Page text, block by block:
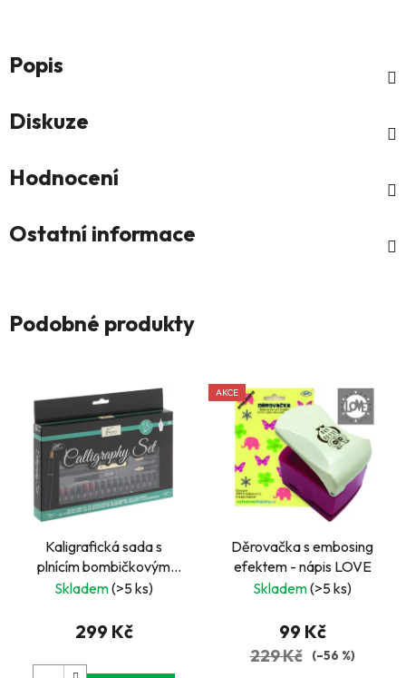
Popis
Diskuze
Hodnocení
Ostatní informace
Podobné produkty
Kaligrafická sada s
plnícím bombičkovým
perem, 35 ks
Skladem(>5 ks)
299 Kč
AKCE
Děrovačka s embosing
efektem - nápis LOVE
Skladem(>5 ks)
99 Kč
229 Kč (–56 %)